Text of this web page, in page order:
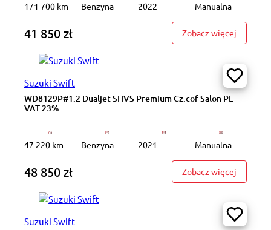
171 700 km Benzyna 2022 Manualna
41 850 zł Zobacz więcej
Suzuki Swift
WD8129P#1.2 Dualjet SHVS Premium Cz.cof Salon PL
VAT 23%
47 220 km Benzyna 2021 Manualna
48 850 zł Zobacz więcej
Suzuki Swift